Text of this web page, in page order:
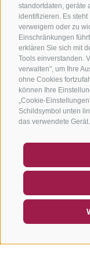
standortdaten, geräte
identifizieren. Es steht
verweigern oder zu
Einschränkungen
erklären Sie sich mit
Tools einverstanden.
verwalten", um Ihre
ohne Cookies
können Ihre
„Cookie-
Schildsymbol unten
das verwendete Gerät.
NEWSLETTER